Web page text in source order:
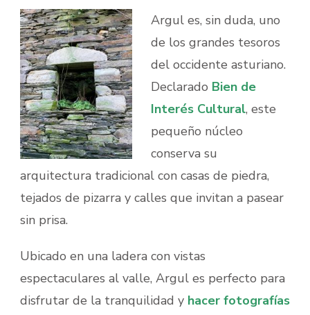
Argul es, sin duda, uno
de los grandes tesoros
del occidente asturiano.
Declarado Bien de
Interés Cultural, este
pequeño núcleo
conserva su
arquitectura tradicional con casas de piedra,
tejados de pizarra y calles que invitan a pasear
sin prisa.
Ubicado en una ladera con vistas
espectaculares al valle, Argul es perfecto para
disfrutar de la tranquilidad y hacer fotografías